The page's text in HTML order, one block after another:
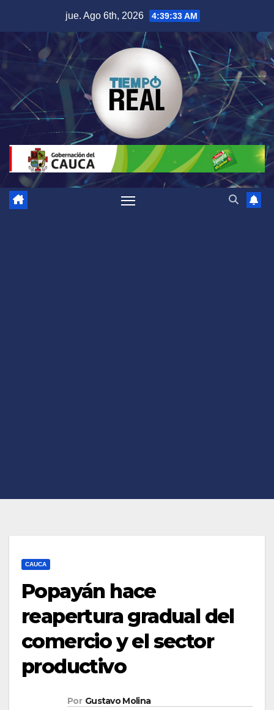
contenido
jue. Ago 6th, 2026 4:39:34 AM
CAUCA
Popayán hace
reapertura gradual del
comercio y el sector
productivo
Por Gustavo Molina